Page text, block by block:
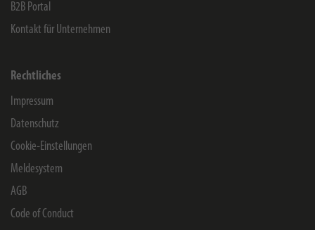
B2B Portal
Kontakt für Unternehmen
Rechtliches
Impressum
Datenschutz
Cookie-Einstellungen
Meldesystem
AGB
Code of Conduct